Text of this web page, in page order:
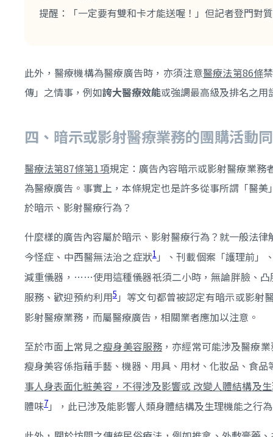
提醒：「一定要有雙和卡才能送喔！」但記者登門對
此外，醫療機構為醫療廣告時，亦須注意醫療法第86條
傳」之情事，例如誇大醫療效能或強調最高級及排名之
四、暗示或影射醫療業務的團購活動
醫療法第87條第1項規定：廣告內容暗示或影射醫療業務
為醫療廣告。事實上，本條規定也是許多從事所謂「醫
於暗示、影射醫療行為？
什麼樣的廣告內容屬於暗示、影射醫療行為？就一般法
今怪症、中西醫無法治之症狀1」、刊載個案「護理前」
減重儀器，……使用這種儀器祇須二小時，無論胖臉
服務、歡迎預約利用5 」等文句都曾被認定有暗示或影射
影射醫療業務，而屬醫療廣告，相關業者應加以注意。
至於市面上常見之瘦身美容服務 ，亦經常可能涉及醫療
瘦身美容係指藉手藝、機器、用具、用材、化妝品、食
事人身表面化粧美容，不得涉及影響或 改變人體結構及
體味7 」，此已涉及能影響人類身體結構及生理機能之行